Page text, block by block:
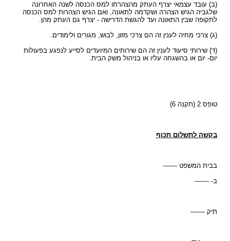
(ב) עובד עצמאי יצרף העתק מהצהרתו למס הכנסה לשנה האחרונה
שלגביה הגיש הצהרה ושקדמה לתאונה, ואם הגיש הצהרות למס הכנסה
לתקופה שבין התאונה ועד להגשת הדרישה - יצרף גם העתק מהן.
(ג) צרכי מחיה לענין זה הם צרכי מזון, לבוש, מגורים ולימודים.
(ד) שירותי סיעוד לענין זה הם שירותים המיועדים לסייע לנפגע בפעולות
יום- יום או בהשגחה עליו או בניהול משק הבית.
טופס 2 (תקנה 6)
בקשה לתשלום תכוף
בבית המשפט -------
ב- -------
תיק -------